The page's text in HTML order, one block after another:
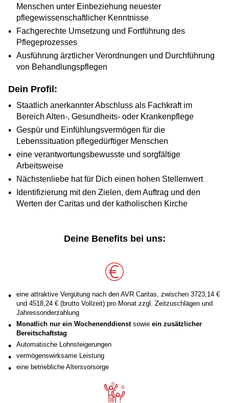
Menschen unter Einbeziehung neuester
pflegewissenschaftlicher Kenntnisse
Fachgerechte Umsetzung und Fortführung des
Pflegeprozesses
Ausführung ärztlicher Verordnungen und Durchführung
von Behandlungspflegen
Dein Profil:
Staatlich anerkannter Abschluss als Fachkraft im
Bereich Alten-, Gesundheits- oder Krankenpflege
Gespür und Einfühlungsvermögen für die
Lebenssituation pflegedürftiger Menschen
eine verantwortungsbewusste und sorgfältige
Arbeitsweise
Nächstenliebe hat für Dich einen hohen Stellenwert
Identifizierung mit den Zielen, dem Auftrag und den
Werten der Caritas und der katholischen Kirche
Deine Benefits bei uns:
eine attraktive Vergütung nach den AVR Caritas, zwischen 3723,14 €
und 4518,24 € (brutto Vollzeit) pro Monat zzgl. Zeitzuschlägen und
Jahressonderzahlung
Monatlich nur ein Wochenenddienstsowie ein zusätzlicher
Bereitschaftstag
Automatische Lohnsteigerungen
vermögenswirksame Leistung
eine betriebliche Altersvorsorge